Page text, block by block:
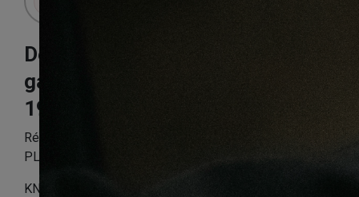
Decoart chêne
gala gris
193X8X1380mm
Référence:
PLINTHE ASSORTIE
KNPLIN4786